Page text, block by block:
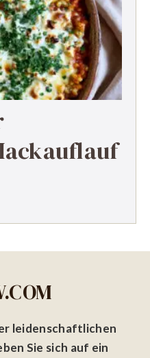
leidenschaftlichen
Sie sich auf ein